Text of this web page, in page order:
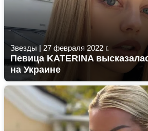
Звезды | 27 февраля 2022 г.
Певица KATERINA
на Украине